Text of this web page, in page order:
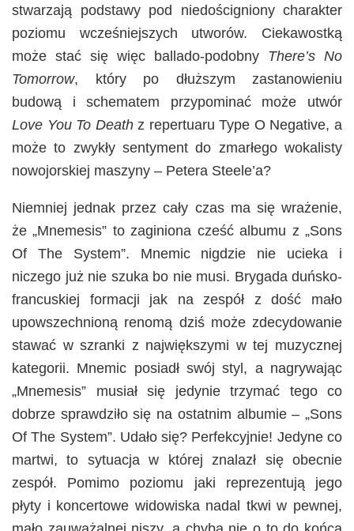
stwarzają podstawy pod niedościgniony charakter
poziomu wcześniejszych utworów. Ciekawostką
może stać się więc ballado-podobny There’s No
Tomorrow, który po dłuższym zastanowieniu
budową i schematem przypominać może utwór
Love You To Deathz repertuaru Type O Negative, a
może to zwykły sentyment do zmarłego wokalisty
nowojorskiej maszyny – Petera Steele’a?
Niemniej jednak przez cały czas ma się wrażenie,
że „Mnemesis” to zaginiona cześć albumu z „Sons
Of The System”. Mnemic nigdzie nie ucieka i
niczego już nie szuka bo nie musi. Brygada duńsko-
francuskiej formacji jak na zespół z dość mało
upowszechnioną renomą dziś może zdecydowanie
stawać w szranki z największymi w tej muzycznej
kategorii. Mnemic posiadł swój styl, a nagrywając
„Mnemesis” musiał się jedynie trzymać tego co
dobrze sprawdziło się na ostatnim albumie – „Sons
Of The System”. Udało się? Perfekcyjnie! Jedyne co
martwi, to sytuacja w której znalazł się obecnie
zespół. Pomimo poziomu jaki reprezentują jego
płyty i koncertowe widowiska nadal tkwi w pewnej,